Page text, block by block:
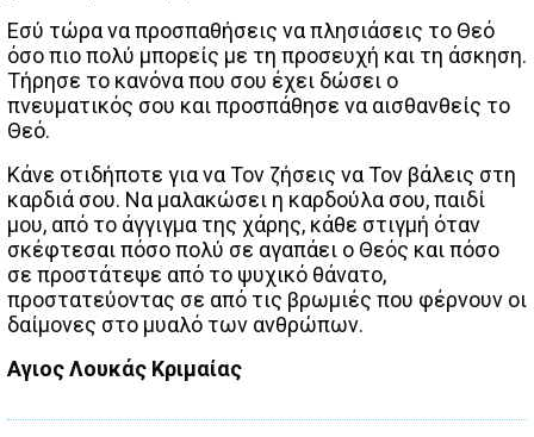
Εσύ τώρα να προσπαθήσεις να πλησιάσεις το Θεό
όσο πιο πολύ μπορείς με τη προσευχή και τη άσκηση.
Τήρησε το κανόνα που σου έχει δώσει ο
πνευματικός σου και προσπάθησε να αισθανθείς το
Θεό.
Κάνε οτιδήποτε για να Τον ζήσεις να Τον βάλεις στη
καρδιά σου. Να μαλακώσει η καρδούλα σου, παιδί
μου, από το άγγιγμα της χάρης, κάθε στιγμή όταν
σκέφτεσαι πόσο πολύ σε αγαπάει ο Θεός και πόσο
σε προστάτεψε από το ψυχικό θάνατο,
προστατεύοντας σε από τις βρωμιές που φέρνουν οι
δαίμονες στο μυαλό των ανθρώπων.
Αγιος Λουκάς Κριμαίας